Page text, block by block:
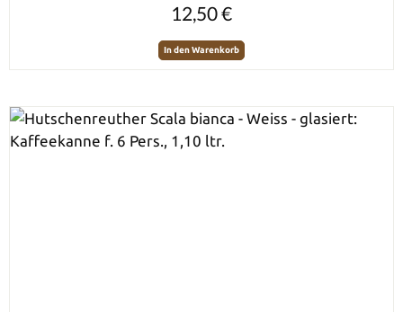
12,50 €
In den Warenkorb